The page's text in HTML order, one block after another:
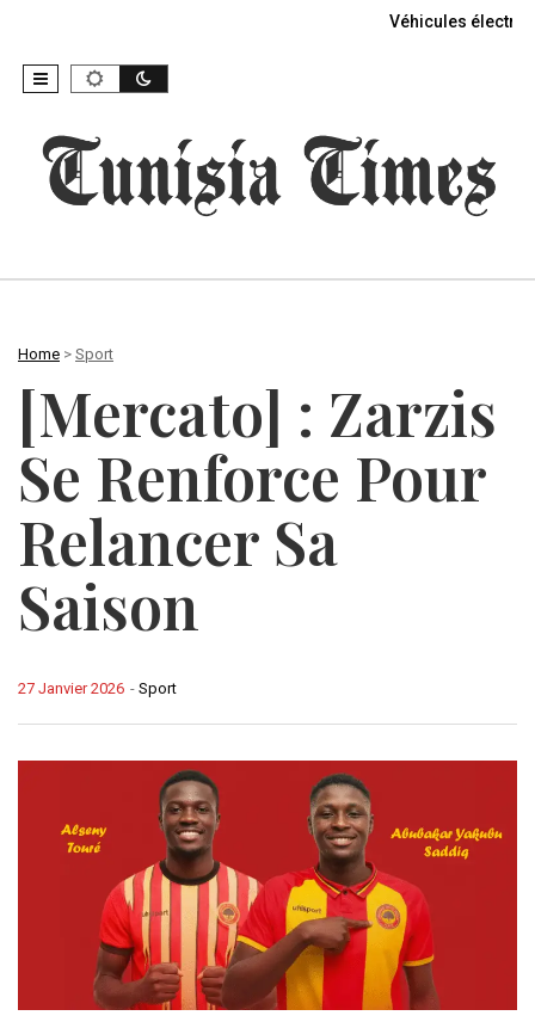
Véhicules
Home > Sport
[Mercato] : Zarzis
Se Renforce Pour
Relancer Sa
Saison
- Sport
27 Janvier 2026